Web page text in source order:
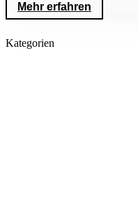
Mehr erfahren
Kategorien